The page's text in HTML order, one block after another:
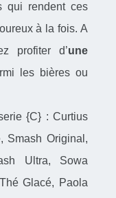
qui rendent ces
à la fois. A
profiter d’une
les bières ou
{C} : Curtius
Smash Original,
Ultra, Sowa
Glacé, Paola